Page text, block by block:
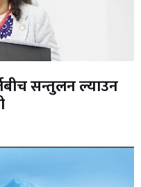
सन्तुलन ल्याउन